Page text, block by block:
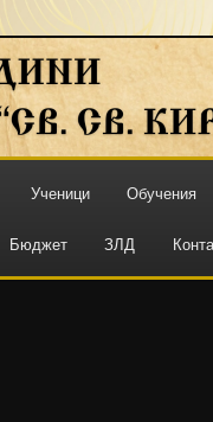
Ученици Обучения
Бюджет ЗЛД